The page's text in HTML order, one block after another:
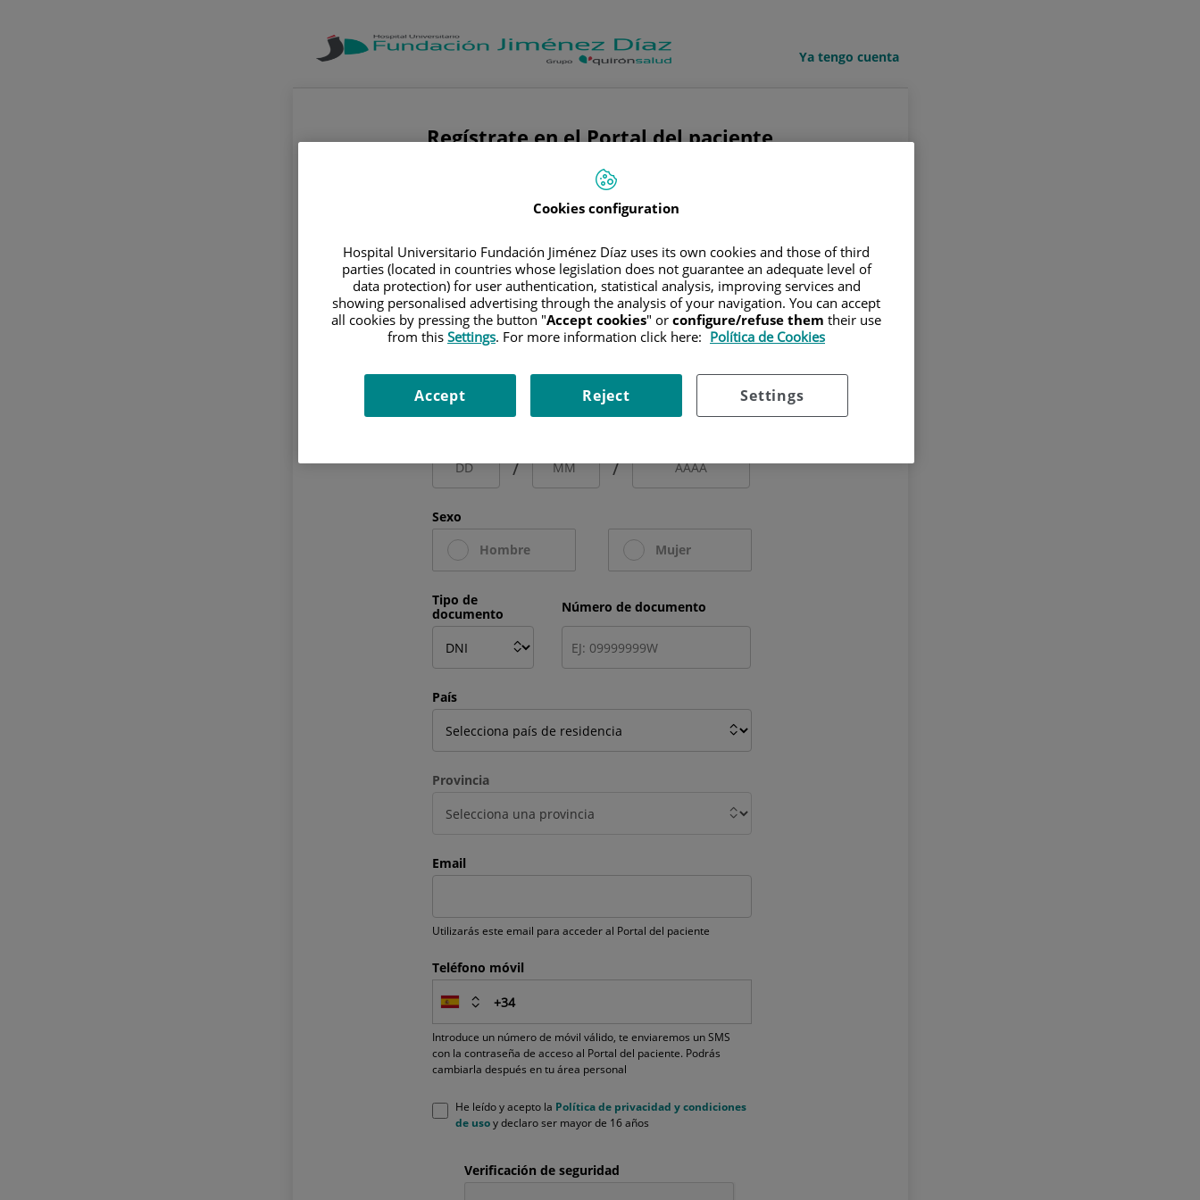
Ya tengo cuenta
Regístrate en el Portal del paciente
Primer apellido
Segundo apellido
/ /
Sexo
Hombre
Mujer
Tipo de
documento
Número de documento
País
Provincia
Email
Utilizarás este email para acceder al Portal del paciente
Teléfono móvil
Introduce un número de móvil válido, te enviaremos un SMS
con la contraseña de acceso al Portal del paciente. Podrás
cambiarla después en tu área personal
He leído y acepto la Política de privacidad y condiciones
de usoy declaro ser mayor de 16 años
Verificación de seguridad
Cookies configuration
Hospital Universitario Fundación Jiménez Díaz uses its own cookies and those of third
parties (located in countries whose legislation does not guarantee an adequate level of
data protection) for user authentication, statistical analysis, improving services and
showing personalised advertising through the analysis of your navigation. You can accept
all cookies by pressing the button "Accept cookies" or configure/refuse them their use
from this Settings. For more information click here: Política de Cookies
Settings
Reject
Accept